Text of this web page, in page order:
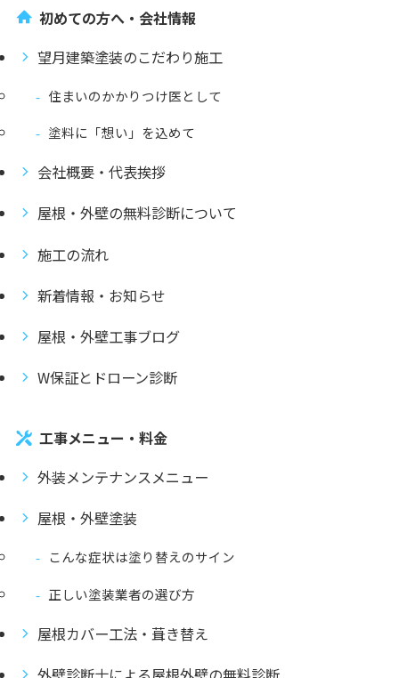
初めての方へ・会社情報
望月建築塗装のこだわり施工
住まいのかかりつけ医として
塗料に「想い」を込めて
会社概要・代表挨拶
屋根・外壁の無料診断について
施工の流れ
新着情報・お知らせ
屋根・外壁工事ブログ
W保証とドローン診断
工事メニュー・料金
外装メンテナンスメニュー
屋根・外壁塗装
こんな症状は塗り替えのサイン
正しい塗装業者の選び方
屋根カバー工法・葺き替え